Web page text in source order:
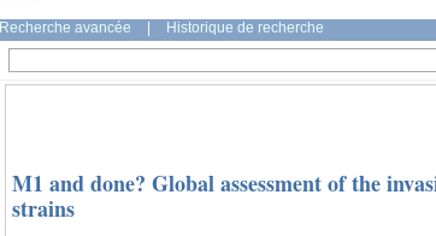
Recherche avancée Historique de recherche
M1 and done? Global assessment of the
strains